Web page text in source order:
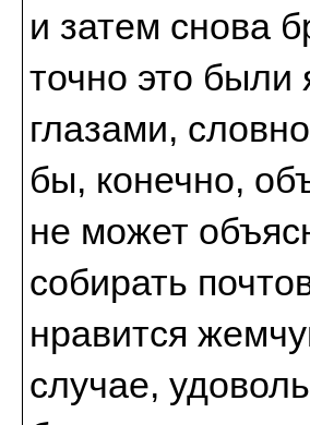
и затем снова
точно это были
глазами,
бы, конечно,
не может
собирать
нравится
случае,